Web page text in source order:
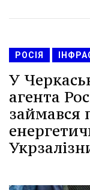
РОСІЯ
У
агента
займався